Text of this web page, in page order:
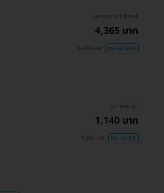
ราคาจองกับ HDmall
4,365 บาท
5,900 บาท ประหยัด 26%
ราคาเริ่มต้นที่
1,140 บาท
1,200 บาท ประหยัด 5%